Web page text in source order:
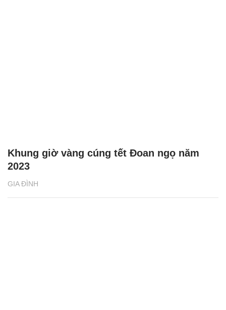
GIA ĐÌNH
Khung giờ vàng cúng tết Đoan ngọ năm
2023